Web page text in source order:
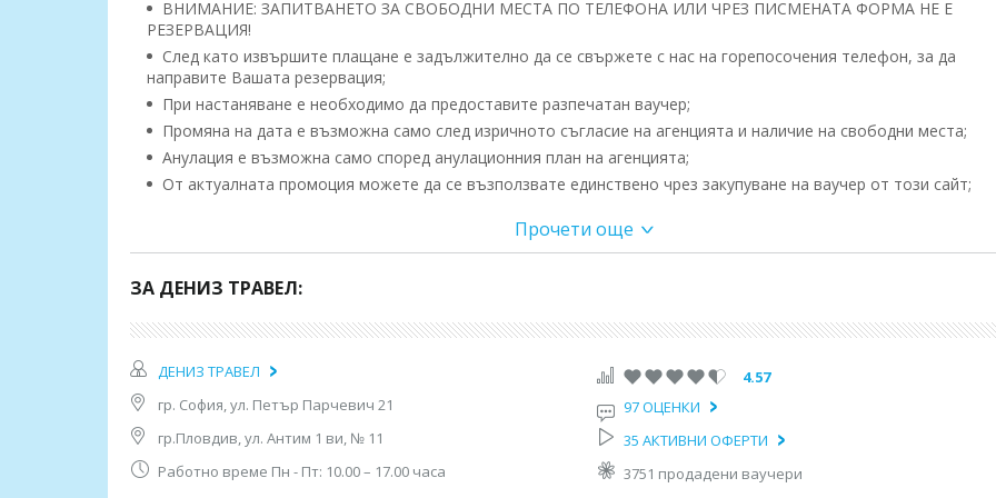
ВНИМАНИЕ: ЗАПИТВАНЕТО ЗА СВОБОДНИ МЕСТА ПО ТЕЛЕФОНА ИЛИ ЧРЕЗ ПИСМЕНАТА ФОРМА НЕ Е
РЕЗЕРВАЦИЯ!
След като извършите плащане е задължително да се свържете с нас на горепосочения телефон, за да
направите Вашата резервация;
При настаняване е необходимо да предоставите разпечатан ваучер;
Промяна на дата е възможна само след изричното съгласие на агенцията и наличие на свободни места;
Анулация е възможна само според анулационния план на агенцията;
От актуалната промоция можете да се възползвате единствено чрез закупуване на ваучер от този сайт;
20.00 ч от OMV до хотел Санкт Петербург, 21. 30 ч Хасково, 21.45 ч Димитровград. Преминаване през ГКПП Кап.
разглеждане на Музея на Анадолските цивилизации, в който се съхранява уникална по рода си колекция от
експонати от палеолита и неолита, както и находки, свързани
с хетите, с фригийците и с римската цивилизация. Вечеря. Нощувка.
3 ден -Закуска. Отпътуване за Кападокия. Фото пауза при Соленото езеро – Туз Гьолу. Областта Кападокия е
известна с причудливите форми, образувани преди 60 милиона години след едновременното избухване на двата
Прочети още
ЗА ДЕНИЗ ТРАВЕЛ:
ДЕНИЗ ТРАВЕЛ
гр. София, ул. Петър Парчевич 21
гр.Пловдив, ул. Антим 1 ви, № 11
Работно време Пн - Пт: 10.00 – 17.00 часа
4.57
97 ОЦЕНКИ
35 АКТИВНИ ОФЕРТИ
3751 продадени ваучери